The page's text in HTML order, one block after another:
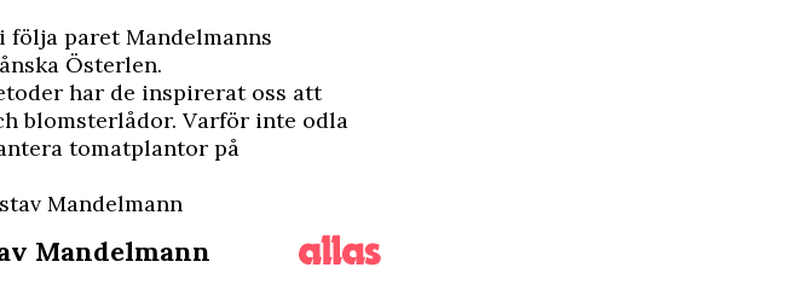
följa paret Mandelmanns
Österlen.
har de inspirerat oss att
blomsterlådor. Varför inte odla
tomatplantor på
Mandelmann
Mandelmann